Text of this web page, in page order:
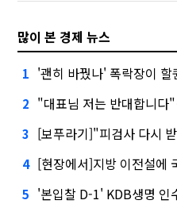
많이 본 경제 뉴스
1 '괜히 바꿨나' 폭락장이 할퀸
2 "대표님 저는 반대합니다"…
3 [보푸라기]"피검사 다시 받아보
4 [현장에서]지방 이전설에 국책은
5 '본입찰 D-1' KDB생명 인